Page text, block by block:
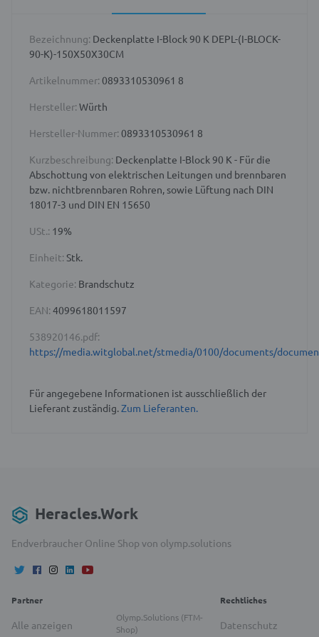
Bezeichnung: Deckenplatte I-Block 90 K DEPL-(I-BLOCK-
90-K)-150X50X30CM
Artikelnummer: 0893310530961 8
Hersteller: Würth
Hersteller-Nummer: 0893310530961 8
Kurzbeschreibung: Deckenplatte I-Block 90 K - Für die
Abschottung von elektrischen Leitungen und brennbaren
bzw. nichtbrennbaren Rohren, sowie Lüftung nach DIN
18017-3 und DIN EN 15650
USt.: 19%
Einheit: Stk.
Kategorie: Brandschutz
EAN: 4099618011597
538920146.pdf:
https://media.witglobal.net/stmedia/0100/documents/
Für angegebene Informationen ist ausschließlich der
Lieferant zuständig.Zum Lieferanten.
Heracles.Work
Endverbraucher Online Shop von olymp.solutions
Partner
Alle anzeigen
Olymp.Solutions (FTM-
Shop)
Rechtliches
Datenschutz